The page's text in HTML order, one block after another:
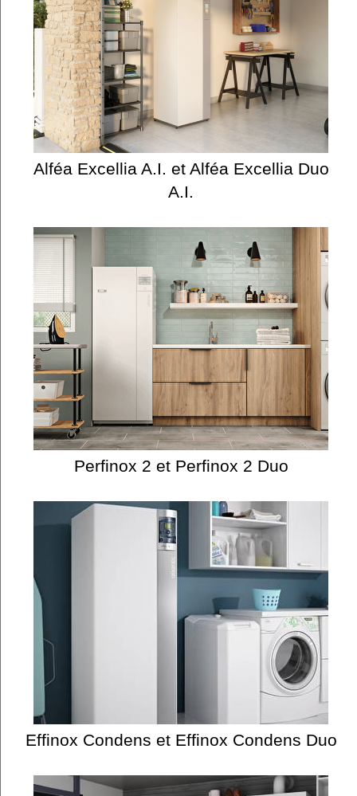
Alféa Excellia A.I. et Alféa Excellia Duo
A.I.
Perfinox 2 et Perfinox 2 Duo
Effinox Condens et Effinox Condens Duo